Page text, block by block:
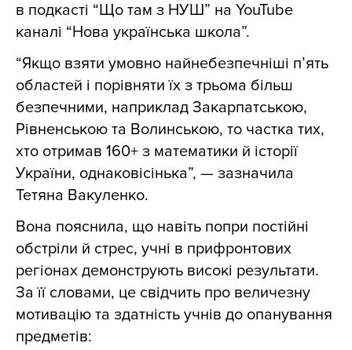
в подкасті “Що там з НУШ” на YouTube
каналі “Нова українська школа”.
“Якщо взяти умовно найнебезпечніші п’ять
областей і порівняти їх з трьома більш
безпечними, наприклад Закарпатською,
Рівненською та Волинською, то частка тих,
хто отримав 160+ з математики й історії
України, однаковісінька”, — зазначила
Тетяна Вакуленко.
Вона пояснила, що навіть попри постійні
обстріли й стрес, учні в прифронтових
регіонах демонструють високі результати.
За її словами, це свідчить про величезну
мотивацію та здатність учнів до опанування
предметів: